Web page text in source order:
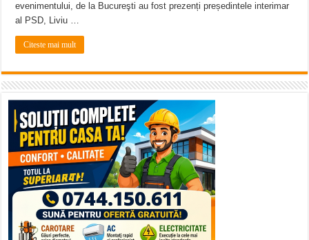
evenimentului, de la Bucureşti au fost prezenți președintele interimar
al PSD, Liviu …
Citeste mai mult